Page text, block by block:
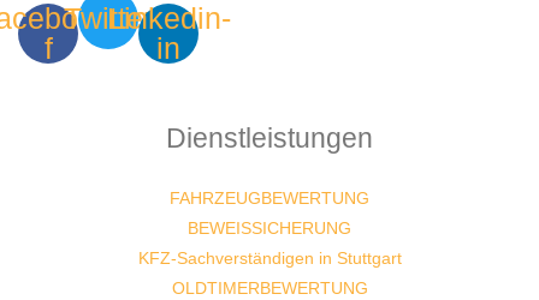
f
TwitterLinkedin-
in
Dienstleistungen
FAHRZEUGBEWERTUNG
BEWEISSICHERUNG
KFZ-Sachverständigen in Stuttgart
OLDTIMERBEWERTUNG